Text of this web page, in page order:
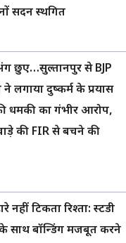
सदन स्थगित
छुए…सुल्तानपुर से BJP
लगाया दुष्कर्म के प्रयास
धमकी का गंभीर आरोप,
की FIR से बचने की
नहीं टिकता रिश्ता: स्टडी
साथ बॉन्डिंग मजबूत करने